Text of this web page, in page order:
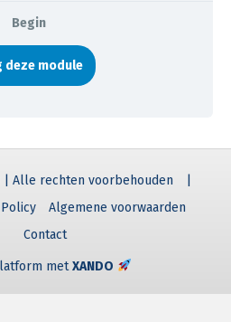
Begin
deze module
| Alle rechten voorbehouden
Algemene voorwaarden
Contact
metXANDO